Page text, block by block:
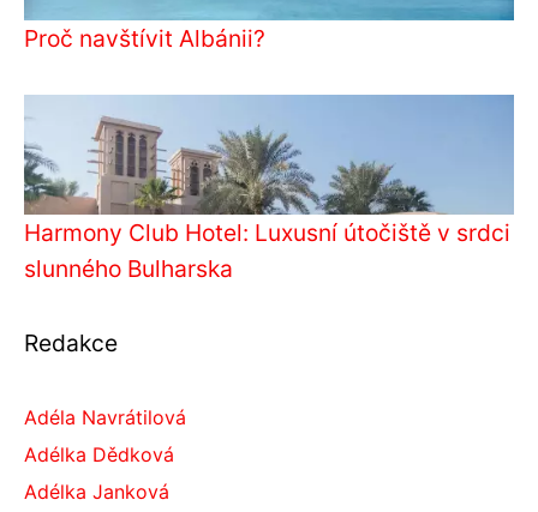
Proč navštívit Albánii?
Harmony Club Hotel: Luxusní útočiště v srdci
slunného Bulharska
Redakce
Adéla Navrátilová
Adélka Dědková
Adélka Janková